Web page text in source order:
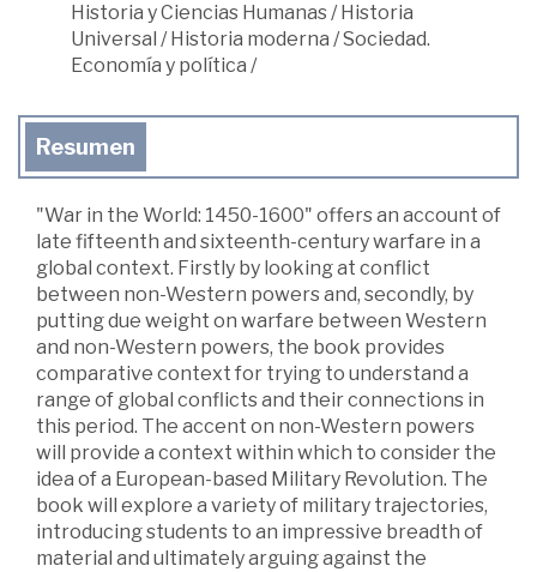
Historia y Ciencias Humanas/ Historia
Universal / Historia moderna /Sociedad.
Economía y política /
Resumen
"War in the World: 1450-1600" offers an account of
late fifteenth and sixteenth-century warfare in a
global context. Firstly by looking at conflict
between non-Western powers and, secondly, by
putting due weight on warfare between Western
and non-Western powers, the book provides
comparative context for trying to understand a
range of global conflicts and their connections in
this period. The accent on non-Western powers
will provide a context within which to consider the
idea of a European-based Military Revolution. The
book will explore a variety of military trajectories,
introducing students to an impressive breadth of
material and ultimately arguing against the